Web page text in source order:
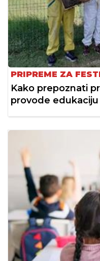
PRIPREME ZA
Kako prepoznati
provode edukaciju